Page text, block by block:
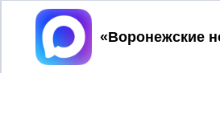
Принять